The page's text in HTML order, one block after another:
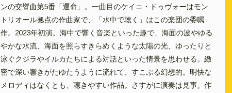
ンの交響曲第5番「運命」。一曲目のケイコ・ドゥヴォーはモン
トリオール拠点の作曲家で、「水中で聴く」はこの楽団の委嘱
作。2023年初演。海中で響く音楽といった趣で、海面の波やゆる
やかな水流、海面を照らすきらめくような太陽の光、ゆったりと
泳ぐクジラやイルカたちによる対話といった情景を思わせる。緻
密で深い響きがたゆたうように流れて、すこぶる幻想的。明快な
メロディはなくとも、聴きやすい作品。さすがに演奏は見事。作